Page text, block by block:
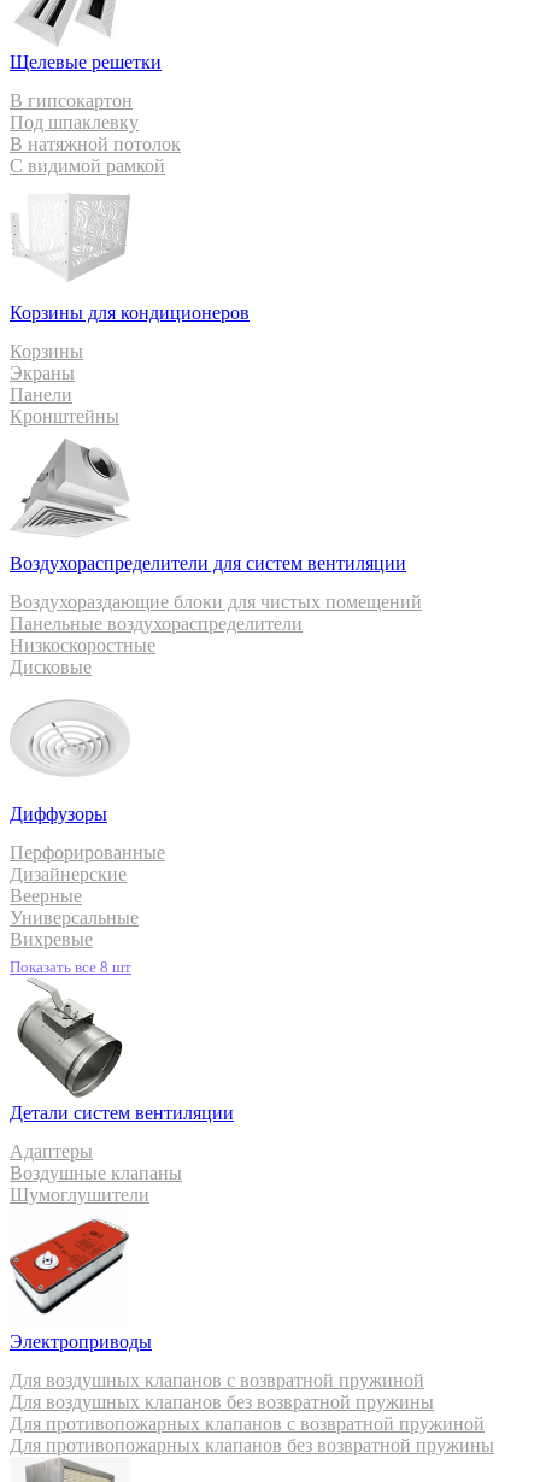
Щелевые решетки
В гипсокартон
Под шпаклевку
В натяжной потолок
С видимой рамкой
Корзины для кондиционеров
Корзины
Экраны
Панели
Кронштейны
Воздухораспределители для систем вентиляции
Воздухораздающие блоки для чистых помещений
Панельные воздухораспределители
Низкоскоростные
Дисковые
Диффузоры
Перфорированные
Дизайнерские
Веерные
Универсальные
Вихревые
Показать все 8 шт
Детали систем вентиляции
Адаптеры
Воздушные клапаны
Шумоглушители
Электроприводы
Для воздушных клапанов с возвратной пружиной
Для воздушных клапанов без возвратной пружины
Для противопожарных клапанов с возвратной пружиной
Для противопожарных клапанов без возвратной пружины